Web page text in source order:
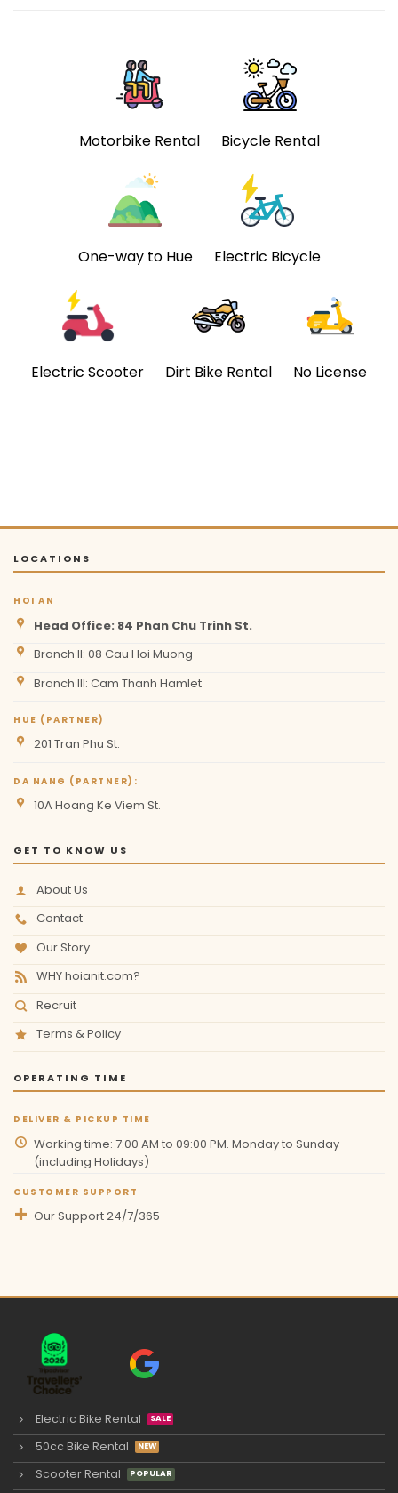
Motorbike Rental Bicycle Rental
One-way to Hue Electric Bicycle
Electric Scooter Dirt Bike Rental No License
LOCATIONS
HOI AN
Head Office: 84 Phan Chu Trinh St.
Branch II: 08 Cau Hoi Muong
Branch III: Cam Thanh Hamlet
HUE (PARTNER)
201 Tran Phu St.
DA NANG (PARTNER):
10A Hoang Ke Viem St.
GET TO KNOW US
About Us
Contact
Our Story
WHY hoianit.com?
Recruit
Terms & Policy
OPERATING TIME
DELIVER & PICKUP TIME
Working time: 7:00 AM to 09:00 PM. Monday to Sunday
(including Holidays)
CUSTOMER SUPPORT
Our Support 24/7/365
Electric Bike Rental
50cc Bike Rental
Scooter Rental